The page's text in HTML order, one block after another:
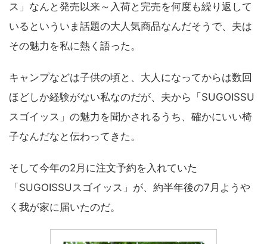
ス」なんと発売以来～入荷と完売を何度も繰り返して
いるといういま話題の大人気商品なんだそうで、夫は
その魅力を私に熱く語った。
キャンプなどは子供の頃と、大人になってからは数回
ほどしか経験がない私なのだが、夫から「SUGOISSU
スゴイッス」の魅力を聞かされるうち、確かにいい椅
子なんだなと伝わってきた。
そして今年の2月に注文予約を入れていた
「SUGOISSUスゴイッス」が、約半年後の7月ようや
く我が家に届いたのだ。